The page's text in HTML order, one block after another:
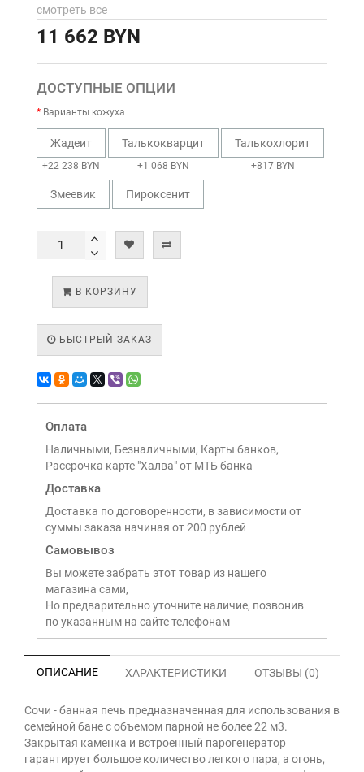
смотреть все
11 662 BYN
ДОСТУПНЫЕ ОПЦИИ
Варианты кожуха
Жадеит
+22 238 BYN
Талькокварцит
+1 068 BYN
Талькохлорит
+817 BYN
Змеевик Пироксенит
В КОРЗИНУ
БЫСТРЫЙ ЗАКАЗ
Оплата
Наличными, Безналичными, Карты банков,
Рассрочка карте "Халва" от МТБ банка
Доставка
Доставка по договоренности, в зависимости от
суммы заказа начиная от 200 рублей
Самовывоз
Вы можете забрать этот товар из нашего
магазина сами,
Но предварительно уточните наличие, позвонив
по указанным на сайте телефонам
ОПИСАНИЕ ХАРАКТЕРИСТИКИ ОТЗЫВЫ (0)
Сочи - банная печь предназначенная для использования в
семейной бане с объемом парной не более 22 м3.
Закрытая каменка и встроенный парогенератор
гарантирует большое количество легкого пара, а огонь,